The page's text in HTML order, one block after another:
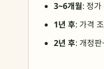
3~6개월: 정가
1년 후: 가격
2년 후: 개정판